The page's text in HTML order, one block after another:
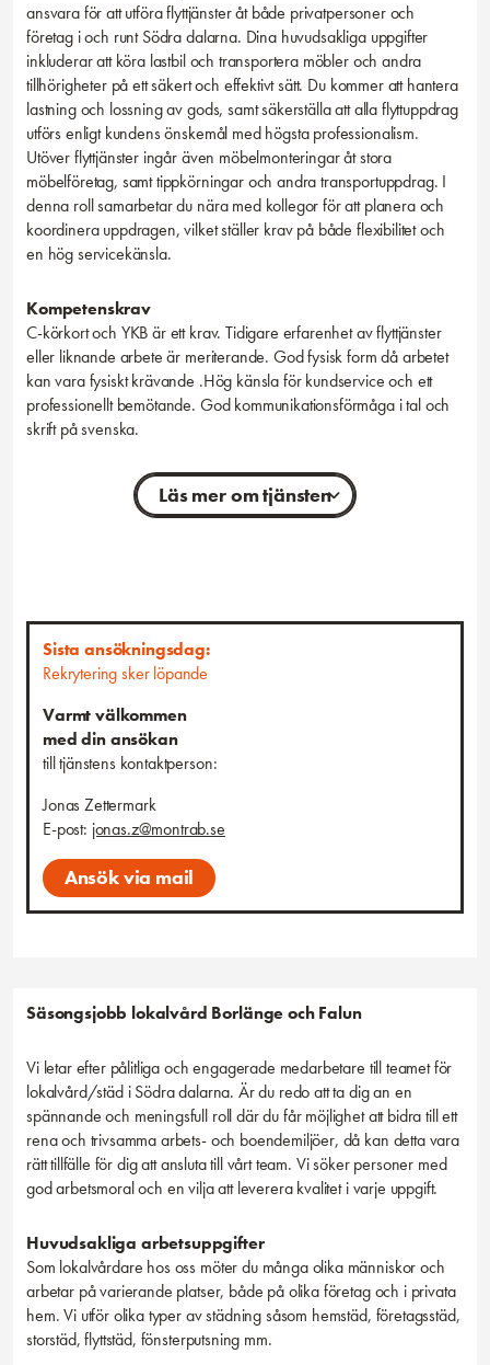
ansvara för att utföra flyttjänster åt både privatpersoner och
företag i och runt Södra dalarna. Dina huvudsakliga uppgifter
inkluderar att köra lastbil och transportera möbler och andra
tillhörigheter på ett säkert och effektivt sätt. Du kommer att hantera
lastning och lossning av gods, samt säkerställa att alla flyttuppdrag
utförs enligt kundens önskemål med högsta professionalism.
Utöver flyttjänster ingår även möbelmonteringar åt stora
möbelföretag, samt tippkörningar och andra transportuppdrag. I
denna roll samarbetar du nära med kollegor för att planera och
koordinera uppdragen, vilket ställer krav på både flexibilitet och
en hög servicekänsla.
Kompetenskrav
C-körkort och YKB är ett krav. Tidigare erfarenhet av flyttjänster
eller liknande arbete är meriterande. God fysisk form då arbetet
kan vara fysiskt krävande .Hög känsla för kundservice och ett
professionellt bemötande. God kommunikationsförmåga i tal och
skrift på svenska.
Läs mer om tjänsten
lösningsorienterad. Du är även noggrann och har förmågan att
hantera tunga lyft och fysiskt arbete. Din positiva attityd och vilja att
göra det lilla extra för att säkerställa kundnöjdhet är något vi
värdesätter högt.
Anställningsform, omfattning, placeringsort
Vi erbjuder timanställning med placering i Borlänge/Falun.
Tillträde enligt överenskommelse.
Passar det in på dig eller känner du kanske någon som
du kan tänkas rekommendera tjänsten till? Tipsa gärna!
Sista ansökningsdag:
Rekrytering sker löpande
Varmt välkommen
med din ansökan
till tjänstens kontaktperson:
Jonas Zettermark
E-post: jonas.z@montrab.se
Ansök via mail
Säsongsjobb lokalvård Borlänge och Falun
Vi letar efter pålitliga och engagerade medarbetare till teamet för
lokalvård/städ i Södra dalarna. Är du redo att ta dig an en
spännande och meningsfull roll där du får möjlighet att bidra till ett
rena och trivsamma arbets- och boendemiljöer, då kan detta vara
rätt tillfälle för dig att ansluta till vårt team. Vi söker personer med
god arbetsmoral och en vilja att leverera kvalitet i varje uppgift.
Huvudsakliga arbetsuppgifter
Som lokalvårdare hos oss möter du många olika människor och
arbetar på varierande platser, både på olika företag och i privata
hem. Vi utför olika typer av städning såsom hemstäd, företagsstäd,
storstäd, flyttstäd, fönsterputsning mm.